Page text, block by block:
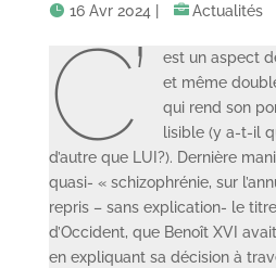
16 Avr 2024 Actualités
C’
est un aspect
et même
qui rend son
lisible (y a-t-il
d’autre que LUI?). Dernière
quasi- « schizophrénie, sur
repris – sans explication- le
d’Occident, que Benoît XVI
en expliquant sa décision à